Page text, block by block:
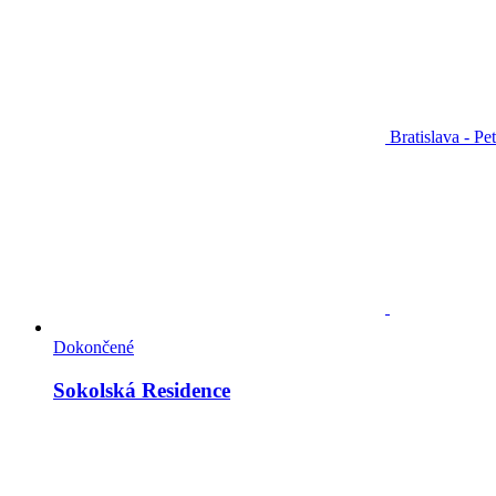
Bratislava -
Dokončené
Sokolská Residence